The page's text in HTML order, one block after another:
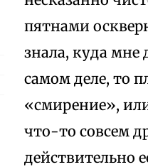
пятнами
знала, куда мне
самом деле, то
«смирение»,
что-то совсем
действительно